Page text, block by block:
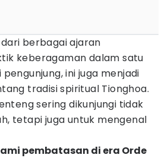
berbagai ajaran
keberagaman dalam satu
ini juga menjadi
tradisi spiritual Tionghoa.
sering dikunjungi tidak
tetapi juga untuk mengenal
pembatasan di era Orde